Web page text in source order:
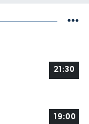
21:30
19:00